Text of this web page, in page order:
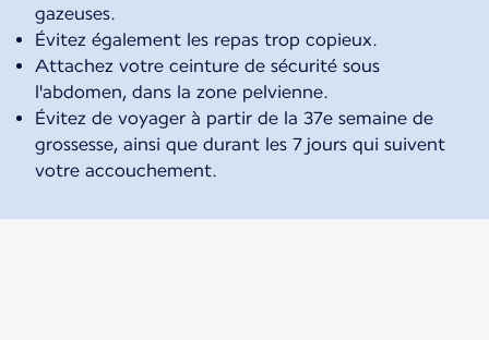
gazeuses.
Évitez également les repas trop copieux.
Attachez votre ceinture de sécurité sous
l'abdomen, dans la zone pelvienne.
Évitez de voyager à partir de la 37e semaine de
grossesse, ainsi que durant les 7 jours qui suivent
votre accouchement.